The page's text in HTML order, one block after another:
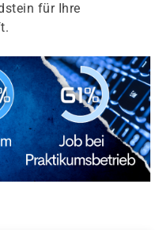
für Ihre